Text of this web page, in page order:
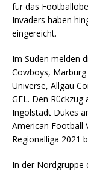
für das
Invaders haben
eingereicht.
Im Süden melden
Cowboys,
Universe, Allgäu
GFL. Den
Ingolstadt Dukes
American Football
Regionalliga 2021
In der Nordgruppe